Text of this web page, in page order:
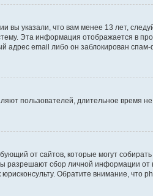
вы указали, что вам менее 13 лет,
Эта информация отображается в
адрес email либо он заблокирован
пользователей, длительное время
от сайтов, которые могут
разрешают сбор личной информации
Обратите внимание, что